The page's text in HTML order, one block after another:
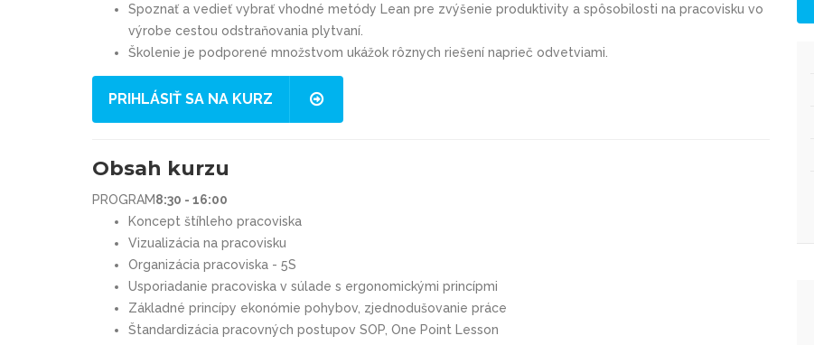
Spoznať a vedieť vybrať vhodné metódy Lean pre zvýšenie produktivity a spôsobilosti na pracovisku vo
výrobe cestou odstraňovania plytvaní.
Školenie je podporené množstvom ukážok rôznych riešení naprieč odvetviami.
PRIHLÁSIŤ SA NA KURZ
Obsah kurzu
PROGRAM8:30 - 16:00
Koncept štíhleho pracoviska
Vizualizácia na pracovisku
Organizácia pracoviska - 5S
Usporiadanie pracoviska v súlade s ergonomickými princípmi
Základné princípy ekonómie pohybov, zjednodušovanie práce
Štandardizácia pracovných postupov SOP, One Point Lesson